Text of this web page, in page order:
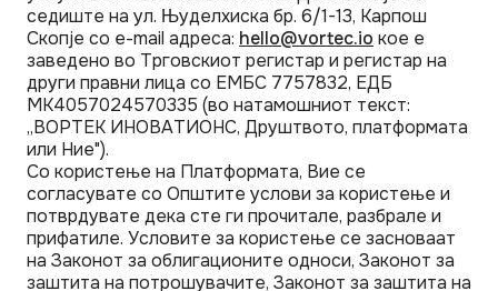
седиште на ул. Њуделхиска бр. 6/1-13, Карпош
Скопје со е-mail адреса: hello@vortec.io кое е
заведено во Трговскиот регистар и регистар на
други правни лица со ЕМБС 7757832, ЕДБ
MK4057024570335 (во натамошниот текст:
„ВОРТЕК ИНОВАТИОНС, Друштвото, платформата
или Ние").
Со користење на Платформата, Вие се
согласувате со Општите услови за користење и
потврдувате дека сте ги прочитале, разбрале и
прифатиле. Условите за користење се засноваат
на Законот за облигационите односи, Законот за
заштита на потрошувачите, Законот за заштита на